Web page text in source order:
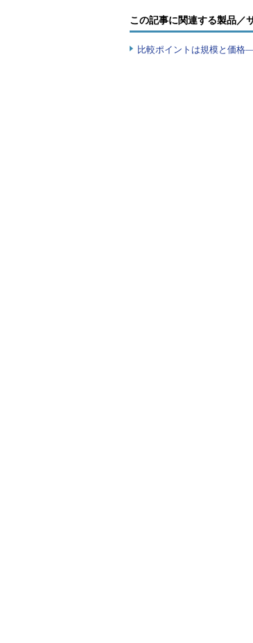
残っている「memory to
あります。
この記事に関連する製品／
比較ポイントは規模と価